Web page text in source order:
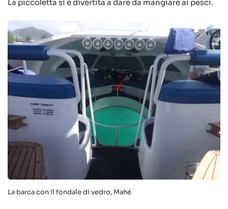
La piccoletta si è divertita a dare da mangiare ai pesci.
La barca con il fondale di vedro, Mahé